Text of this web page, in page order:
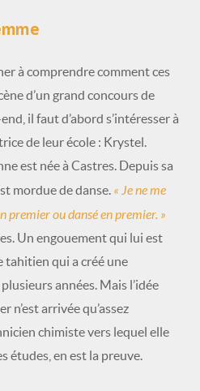
à comprendre comment ces
d’un grand concours de
il faut d’abord s’intéresser à
de leur école : Krystel.
est née à Castres. Depuis sa
mordue de danse. « Je ne me
premier ou dansé en premier. »
Un engouement qui lui est
tahitien qui a créé une
années. Mais l’idée
n’est arrivée qu’assez
chimiste vers lequel elle
études, en est la preuve.